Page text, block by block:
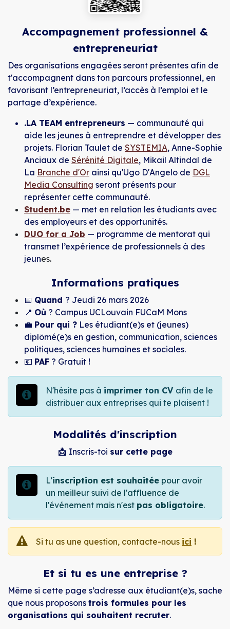
Accompagnement professionnel &
entrepreneuriat
Des organisations engagées seront présentes afin de
t'accompagnent dans ton parcours professionnel, en
favorisant l’entrepreneuriat, l’accès à l’emploi et le
partage d’expérience.
.LA TEAM entrepreneurs — communauté qui
aide les jeunes à entreprendre et développer des
projets. Florian Taulet de SYSTEMIA, Anne-Sophie
Anciaux de Sérénité Digitale, Mikail Altindal de
La Branche d'Or ainsi qu'Ugo D'Angelo de DGL
Media Consulting seront présents pour
représenter cette communauté.
Student.be — met en relation les étudiants avec
des employeurs et des opportunités.
DUO for a Job — programme de mentorat qui
transmet l’expérience de professionnels à des
jeunes.
Informations pratiques
📅 Quand ? Jeudi 26 mars 2026
📍 Où ? Campus UCLouvain FUCaM Mons
💼 Pour qui ? Les étudiant(e)s et (jeunes)
diplômé(e)s en gestion, communication, sciences
politiques, sciences humaines et sociales.
💶 PAF ? Gratuit !
N'hésite pas à imprimer ton CV afin de le
distribuer aux entreprises qui te plaisent !
Modalités d'inscription
📩 Inscris-toi sur cette page​
L'inscription est souhaitée pour avoir
un meilleur suivi de l'affluence de
l'événement mais n'est pas obligatoire.
Si tu as une question, contacte-nous ici !
Et si tu es une entreprise ?
Même si cette page s’adresse aux étudiant(e)s, sache
que nous proposons trois formules pour les
organisations qui souhaitent recruter.